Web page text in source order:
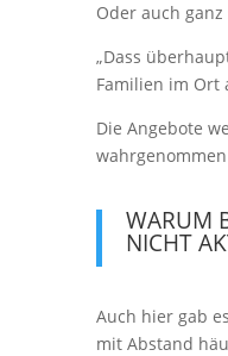
Oder auch
„Dass
Familien im Ort
Die Angebote
WARUM
NICHT
Auch hier gab
mit Abstand